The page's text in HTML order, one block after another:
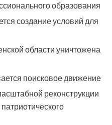
образования
создание условий для
области уничтожена
поисковое движение
реконструкции